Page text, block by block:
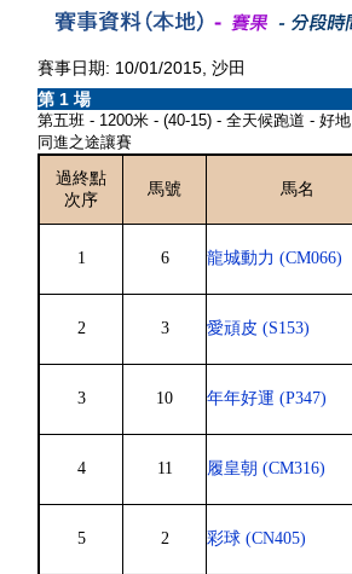
賽事日期: 10/01/2015, 沙田
第 1 場
第五班 - 1200米 - (40-15) - 全天候跑道 - 好地
同進之途讓賽
過終點
次序
馬號
馬名
1 6 龍城動力 (CM066)
2 3 愛頑皮 (S153)
3 10 年年好運 (P347)
4 11 履皇朝 (CM316)
5 2 彩球 (CN405)